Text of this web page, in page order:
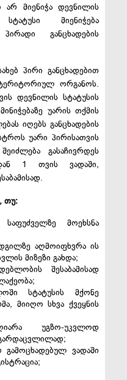
მიენიჭა დევნილის
მიენიჭება
განცხადების
პირი განცხადებით
ორგანოს.
დევნილის სტატუსის
უარის თქმის
იღებს განცხადების
უარი პირისათვის
გასაჩივრდეს
1 თვის ვადაში,
თუ:
მოეხსნა
აღმოიფხვრა ის
მიზეზი გახდა;
შესაბამისად
სტატუსის მქონე
მიიღო სხვა ქვეყნის
უგზო-უკვლოდ
გამოცხადებულ ვადაში